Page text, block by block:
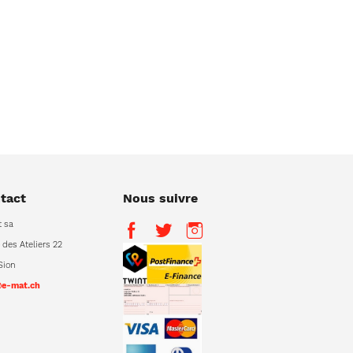
sa
des Ateliers 22
mat.ch
Nous suivre